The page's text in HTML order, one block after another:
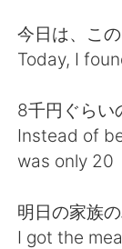
Deutsch
한국어
ไทย
Português
今日は、こ
Today, I
8千円ぐらい
Instead of
was only 20
明日の家族
I got the